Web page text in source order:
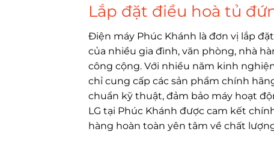
Lắp đặt điều hoà tủ
Điện máy Phúc Khánh là đơn vị lắp
của nhiều gia đình, văn phòng, nhà
công cộng. Với nhiều năm kinh
chỉ cung cấp các sản phẩm chính
chuẩn kỹ thuật, đảm bảo máy hoạt
LG tại Phúc Khánh được cam kết
hàng hoàn toàn yên tâm về chất